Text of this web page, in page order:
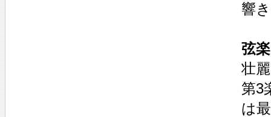
響
弦
壮
第3
は